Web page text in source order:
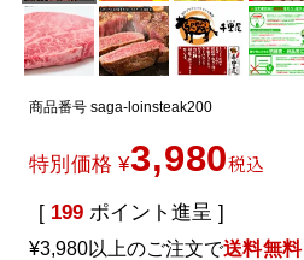
商品番号 saga-loinsteak200
特別価格 ¥3,980税込
[ 199 ポイント進呈 ]
¥3,980以上のご注文で送料無料